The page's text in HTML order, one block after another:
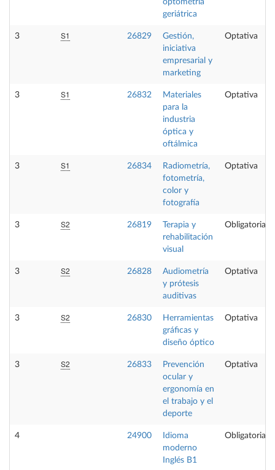
optometría
geriátrica
3 S1 26829
Gestión,
iniciativa
empresarial y
marketing
Optativa
3 S1 26832
Materiales
para la
industria
óptica y
oftálmica
Optativa
3 S1 26834
Radiometría,
fotometría,
color y
fotografía
Optativa
3 S2 26819
Terapia y
rehabilitación
visual
Obligatoria
3 S2 26828
Audiometría
y prótesis
auditivas
Optativa
3 S2 26830
Herramientas
gráficas y
diseño óptico
Optativa
3 S2 26833
Prevención
ocular y
ergonomía en
el trabajo y el
deporte
Optativa
4 24900
Idioma
moderno
Inglés B1
Obligatoria